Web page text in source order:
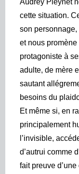
Audrey Pleynet
cette situation.
son
et nous promène
protagoniste à
adulte, de mère
sautant
besoins du
Et même si, en
principalement
l’invisible,
d’autrui comme
fait preuve